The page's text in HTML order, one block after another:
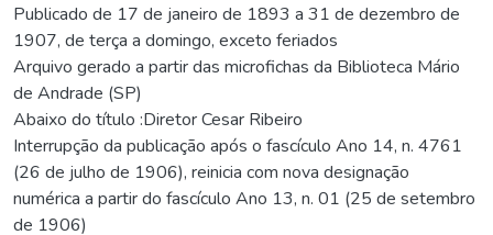
Publicado de 17 de janeiro de 1893 a 31 de dezembro de
1907, de terça a domingo, exceto feriados
Arquivo gerado a partir das microfichas da Biblioteca Mário
de Andrade (SP)
Abaixo do título :Diretor Cesar Ribeiro
Interrupção da publicação após o fascículo Ano 14, n. 4761
(26 de julho de 1906), reinicia com nova designação
numérica a partir do fascículo Ano 13, n. 01 (25 de setembro
de 1906)